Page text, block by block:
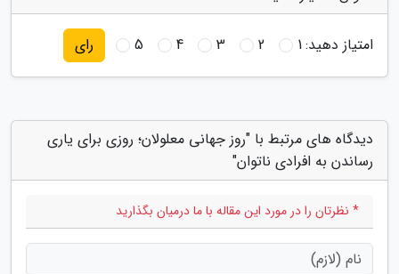
امتیاز دهید:1
2
3
4
5 رای
دیدگاه های مرتبط با "روز جهانی معلولان؛ روزی برای یاری
رساندن به افرادی ناتوان"
* نظرتان را در مورد این مقاله با ما درمیان بگذارید